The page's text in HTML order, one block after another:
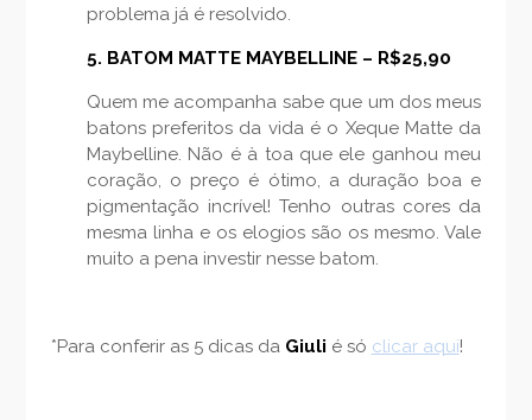
problema já é resolvido.
5. BATOM MATTE MAYBELLINE – R$25,90
Quem me acompanha sabe que um dos meus
batons preferitos da vida é o Xeque Matte da
Maybelline. Não é à toa que ele ganhou meu
coração, o preço é ótimo, a duração boa e
pigmentação incrível! Tenho outras cores da
mesma linha e os elogios são os mesmo. Vale
muito a pena investir nesse batom.
*Para conferir as 5 dicas da Giuli é só clicar aqui!